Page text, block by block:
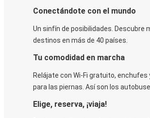
Conectándote con el mundo
Un sinfín de posibilidades. Descubre
destinos en más de 40 países.
Tu comodidad en marcha
Relájate con Wi-Fi gratuito, enchufes
para las piernas. Así son los
Elige, reserva, ¡viaja!